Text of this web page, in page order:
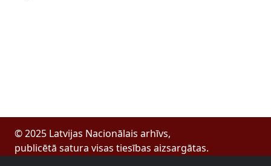
© 2025 Latvijas Nacionālais arhīvs,
publicētā satura visas tiesības aizsargātas.